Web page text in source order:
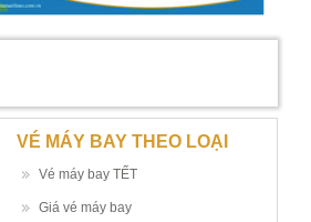
VÉ MÁY BAY THEO LOẠI
Vé máy bay TẾT
Giá vé máy bay